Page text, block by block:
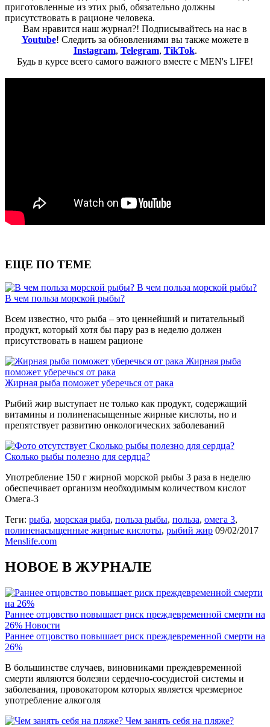
приготовленные из этих рыб, обязательно должны
присутствовать в рационе человека.
Вам нравится наш журнал?! Подписывайтесь на нас в
Youtube! Следить за обновлениями вы также можете в
Instagram, Telegram, TikTok.
Будь в курсе всего самого важного вместе с MEN's LIFE!
ЕЩЕ ПО ТЕМЕ
В чем польза морской рыбы?
В чем польза морской рыбы?
Всем известно, что рыба – это ценнейший и питательный
продукт, который хотя бы пару раз в неделю должен
присутствовать в нашем рационе
Жирная рыба
поможет уберечься от рака
Жирная рыба поможет уберечься от рака
Рыбий жир выступает не только как продукт, содержащий
витамины и полиненасыщенные жирные кислоты, но и
препятствует развитию онкологических заболеваний
Сколько рыбы полезно для сердца?
Сколько рыбы полезно для сердца?
Употребление 150 г жирной морской рыбы 3 раза в неделю
обеспечивает организм необходимым количеством кислот
Омега-3
Теги: рыба, морская рыба, польза рыбы, польза, омега 3,
полиненасыщенные жирные кислоты, рыбий жир 09/02/2017
Menslife.com
НОВОЕ В ЖУРНАЛЕ
Раннее отцовство повышает риск преждевременной смерти на
26% Новости
Раннее отцовство повышает риск преждевременной смерти на
26%
В большинстве случаев, виновниками преждевременной
смерти являются болезни сердечно-сосудистой системы и
заболевания, провокатором которых является чрезмерное
употребление алкоголя
Чем занять себя на пляже?